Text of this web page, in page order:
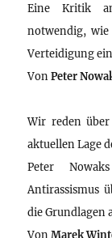
Eine Kritik
notwendig,
Verteidigung
VonPeter
Wir reden
aktuellen Lage
Peter
Antirassismus
die Grundlagen
VonMarek